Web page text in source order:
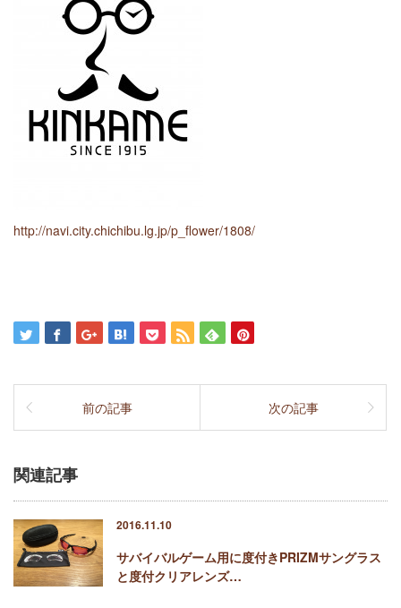
http://navi.city.chichibu.lg.jp/p_flower/1808/
前の記事 次の記事
関連記事
2016.11.10
サバイバルゲーム用に度付きPRIZMサングラス
と度付クリアレンズ…